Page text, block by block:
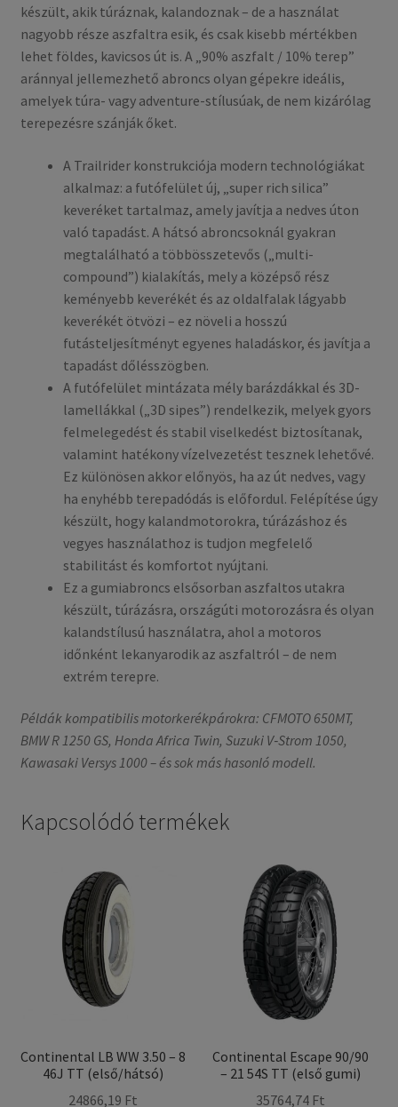
készült, akik túráznak, kalandoznak – de a használat
nagyobb része aszfaltra esik, és csak kisebb mértékben
lehet földes, kavicsos út is. A „90% aszfalt / 10% terep”
aránnyal jellemezhető abroncs olyan gépekre ideális,
amelyek túra- vagy adventure-stílusúak, de nem kizárólag
terepezésre szánják őket.
A Trailrider konstrukciója modern technológiákat
alkalmaz: a futófelület új, „super rich silica”
keveréket tartalmaz, amely javítja a nedves úton
való tapadást. A hátsó abroncsoknál gyakran
megtalálható a többösszetevős („multi-
compound”) kialakítás, mely a középső rész
keményebb keverékét és az oldalfalak lágyabb
keverékét ötvözi – ez növeli a hosszú
futásteljesítményt egyenes haladáskor, és javítja a
tapadást dőlésszögben.
A futófelület mintázata mély barázdákkal és 3D-
lamellákkal („3D sipes”) rendelkezik, melyek gyors
felmelegedést és stabil viselkedést biztosítanak,
valamint hatékony vízelvezetést tesznek lehetővé.
Ez különösen akkor előnyös, ha az út nedves, vagy
ha enyhébb terepadódás is előfordul. Felépítése úgy
készült, hogy kalandmotorokra, túrázáshoz és
vegyes használathoz is tudjon megfelelő
stabilitást és komfortot nyújtani.
Ez a gumiabroncs elsősorban aszfaltos utakra
készült, túrázásra, országúti motorozásra és olyan
kalandstílusú használatra, ahol a motoros
időnként lekanyarodik az aszfaltról – de nem
extrém terepre.
Példák kompatibilis motorkerékpárokra: CFMOTO 650MT,
BMW R 1250 GS, Honda Africa Twin, Suzuki V‑Strom 1050,
Kawasaki Versys 1000 – és sok más hasonló modell.
Kapcsolódó termékek
Continental LB WW 3.50 – 8
46J TT (első/hátsó)
24866,19 Ft
Continental Escape 90/90
– 21 54S TT (első gumi)
35764,74 Ft